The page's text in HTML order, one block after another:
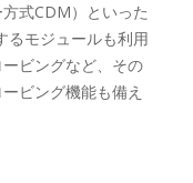
式CDM）といった
るモジュールも利用
ビングなど、その
ビング機能も備え